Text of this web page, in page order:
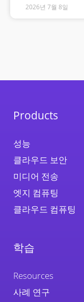
2026년 7월 8일
Products
성능
클라우드 보안
미디어 전송
엣지 컴퓨팅
클라우드 컴퓨팅
학습
Resources
사례 연구